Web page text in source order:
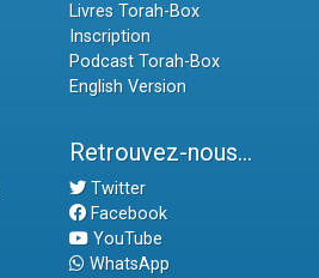
Livres Torah-Box
Inscription
Podcast Torah-Box
English Version
Retrouvez-nous...
Twitter
Facebook
YouTube
WhatsApp